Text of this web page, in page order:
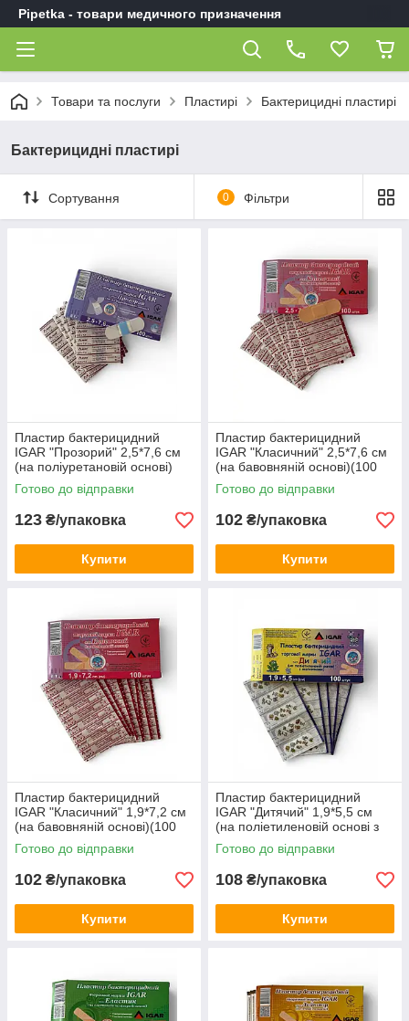
Pipetka - товари медичного призначення
Товари та послуги Пластирі Бактерицидні пластирі
Бактерицидні пластирі
Сортування 0 Фільтри
Пластир бактерицидний
IGAR "Прозорий" 2,5*7,6 см
(на поліуретановій основі)
(100 шт/уп.)
Готово до відправки
123 ₴/упаковка
Купити
Пластир бактерицидний
IGAR "Класичний" 2,5*7,6 см
(на бавовняній основі)(100
шт/уп.)
Готово до відправки
102 ₴/упаковка
Купити
Пластир бактерицидний
IGAR "Класичний" 1,9*7,2 см
(на бавовняній основі)(100
шт/уп.)
Готово до відправки
102 ₴/упаковка
Купити
Пластир бактерицидний
IGAR "Дитячий" 1,9*5,5 см
(на поліетиленовій основі з
малюнками)(100 шт/уп.)
Готово до відправки
108 ₴/упаковка
Купити